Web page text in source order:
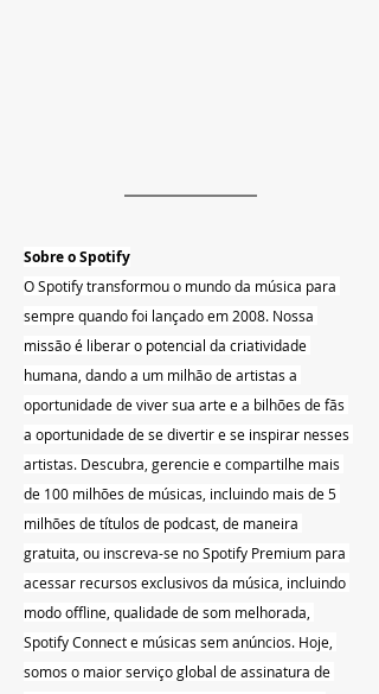
Sobre o Spotify
O Spotify transformou o mundo da música para
sempre quando foi lançado em 2008. Nossa
missão é liberar o potencial da criatividade
humana, dando a um milhão de artistas a
oportunidade de viver sua arte e a bilhões de fãs
a oportunidade de se divertir e se inspirar nesses
artistas. Descubra, gerencie e compartilhe mais
de 100 milhões de músicas, incluindo mais de 5
milhões de títulos de podcast, de maneira
gratuita, ou inscreva-se no Spotify Premium para
acessar recursos exclusivos da música, incluindo
modo offline, qualidade de som melhorada,
Spotify Connect e músicas sem anúncios. Hoje,
somos o maior serviço global de assinatura de